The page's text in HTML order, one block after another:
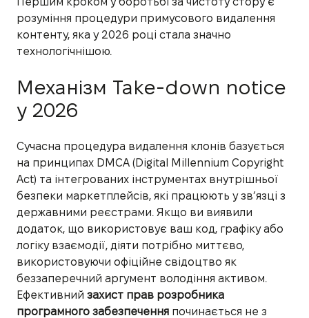
розуміння процедури примусового видалення
контенту, яка у 2026 році стала значно
технологічнішою.
Механізм Take-down notice
у 2026
Сучасна процедура видалення клонів базується
на принципах DMCA (Digital Millennium Copyright
Act) та інтегрованих інструментах внутрішньої
безпеки маркетплейсів, які працюють у зв’язці з
державними реєстрами. Якщо ви виявили
додаток, що використовує ваш код, графіку або
логіку взаємодії, діяти потрібно миттєво,
використовуючи офіційне свідоцтво як
беззаперечний аргумент володіння активом.
Ефективний захист прав розробника
програмного забезпечення починається не з